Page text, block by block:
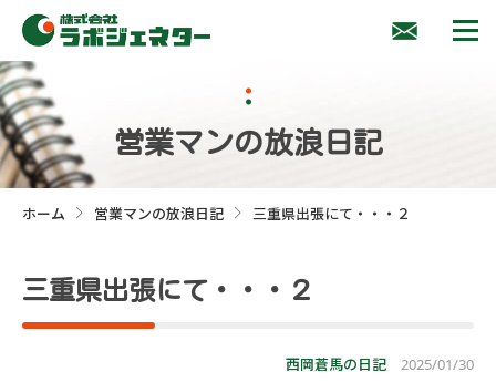
営業マンの放浪日記
ホーム >営業マンの放浪日記 >三重県出張にて・・・２
三重県出張にて・・・２
西岡蒼馬の日記 2025/01/30